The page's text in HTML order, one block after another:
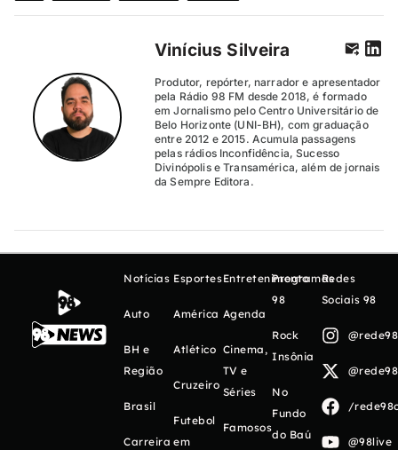
Vinícius Silveira
Produtor, repórter, narrador e apresentador
pela Rádio 98 FM desde 2018, é formado
em Jornalismo pelo Centro Universitário de
Belo Horizonte (UNI-BH), com graduação
entre 2012 e 2015. Acumula passagens
pelas rádios Inconfidência, Sucesso
Divinópolis e Transamérica, além de jornais
da Sempre Editora.
Notícias
Auto
BH e
Região
Brasil
Carreira
Esportes
América
Atlético
Cruzeiro
Futebol
em
Entretenimento
Agenda
Cinema,
TV e
Séries
Famosos
Programas
98
Rock
Insônia
No
Fundo
do Baú
Redes
Sociais 98
/
@98live